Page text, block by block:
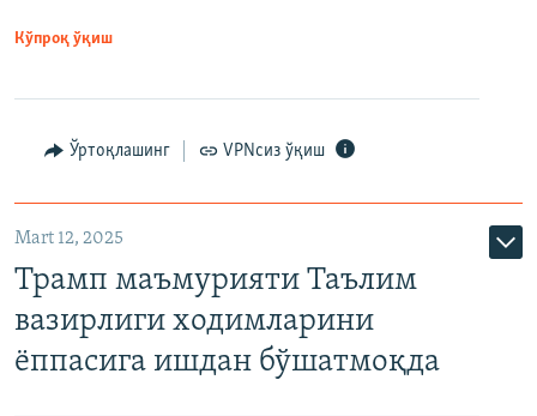
Кўпроқ ўқиш
Ўртоқлашинг VPNсиз ўқиш
Mart 12, 2025
Трамп маъмурияти Таълим
вазирлиги ходимларини
ёппасига ишдан бўшатмоқда